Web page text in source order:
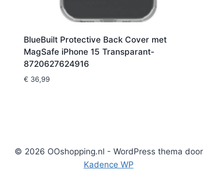
BlueBuilt Protective Back Cover met
MagSafe iPhone 15 Transparant-
8720627624916
€ 36,99
© 2026 OOshopping.nl - WordPress thema door
Kadence WP